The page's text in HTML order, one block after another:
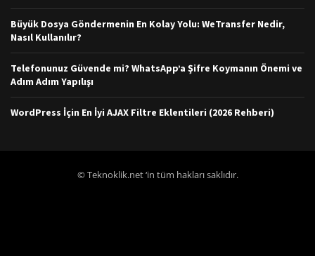
Büyük Dosya Göndermenin En Kolay Yolu: WeTransfer Nedir,
Nasıl Kullanılır?
Telefonunuz Güvende mi? WhatsApp’a Şifre Koymanın Önemi ve
Adım Adım Yapılışı
WordPress İçin En İyi AJAX Filtre Eklentileri (2026 Rehberi)
© Teknoklik.net ‘in tüm hakları saklıdır.